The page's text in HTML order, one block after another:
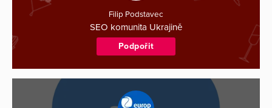
Filip Podstavec
SEO komunita Ukrajině
Podpořit